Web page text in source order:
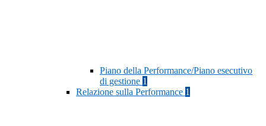
Piano della Performance/Piano esecutivo
di gestione 1
Relazione sulla Performance 1